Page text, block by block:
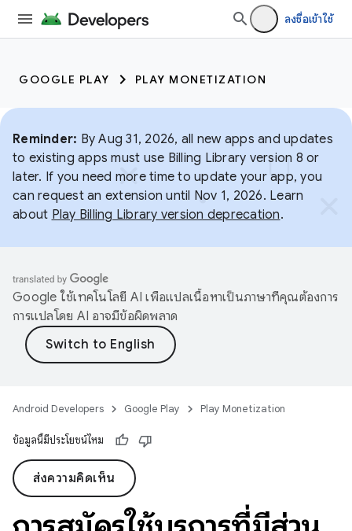
ลงชื่อเข้าใช้
GOOGLE PLAY PLAY MONETIZATION
Reminder: By Aug 31, 2026, all new apps and updates
to existing apps must use Billing Library version 8 or
later. If you need more time to update your app, you
can request an extension until Nov 1, 2026. Learn
about Play Billing Library version deprecation.
Google ใช้เทคโนโลยี AI เพื่อแปลเนื้อหาเป็นภาษาที่คุณต้องการ
การแปลโดย AI อาจมีข้อผิดพลาด
Android Developers Google Play Play Monetization
ข้อมูลนี้มีประโยชน์ไหม
ส่งความคิดเห็น